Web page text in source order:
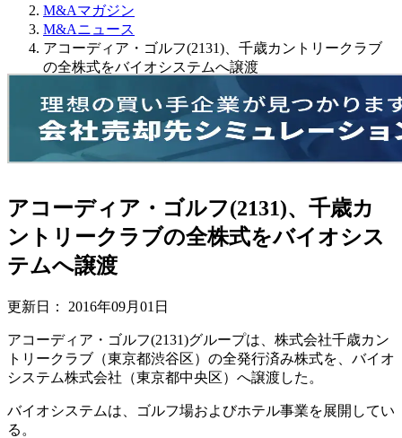
M&Aマガジン
M&Aニュース
アコーディア・ゴルフ(2131)、千歳カントリークラブ
の全株式をバイオシステムへ譲渡
アコーディア・ゴルフ(2131)、千歳カ
ントリークラブの全株式をバイオシス
テムへ譲渡
更新日： 2016年09月01日
アコーディア・ゴルフ(2131)グループは、株式会社千歳カン
トリークラブ（東京都渋谷区）の全発行済み株式を、バイオ
システム株式会社（東京都中央区）へ譲渡した。
バイオシステムは、ゴルフ場およびホテル事業を展開してい
る。